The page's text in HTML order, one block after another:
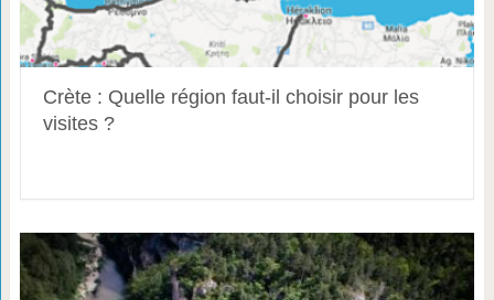
Crète : Quelle région faut-il choisir pour les
visites ?